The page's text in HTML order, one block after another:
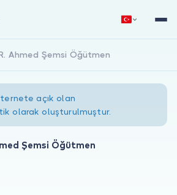
Giriş Yap
Ahmed Şemsi Öğütmen
açık olan
olarak oluşturulmuştur.
Şemsi Öğütmen